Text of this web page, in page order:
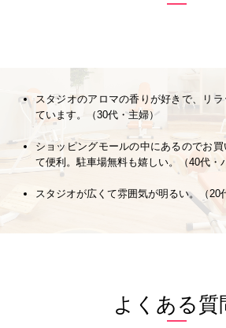
スタジオのアロマの香りが好きで、リ
ています。（30代・主婦）
ショッピングモールの中にあるのでお買
て便利。駐車場無料も嬉しい。（40代・
スタジオが広くて雰囲気が明るい。（20
よくある質